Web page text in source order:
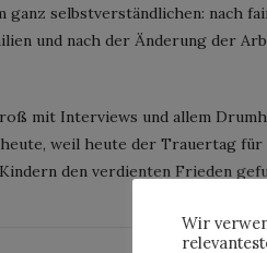
ganz selbstverständlichen: nach
und nach der Änderung der
mit Interviews und allem
weil heute der Trauertag
den verdienten Frieden
Wir